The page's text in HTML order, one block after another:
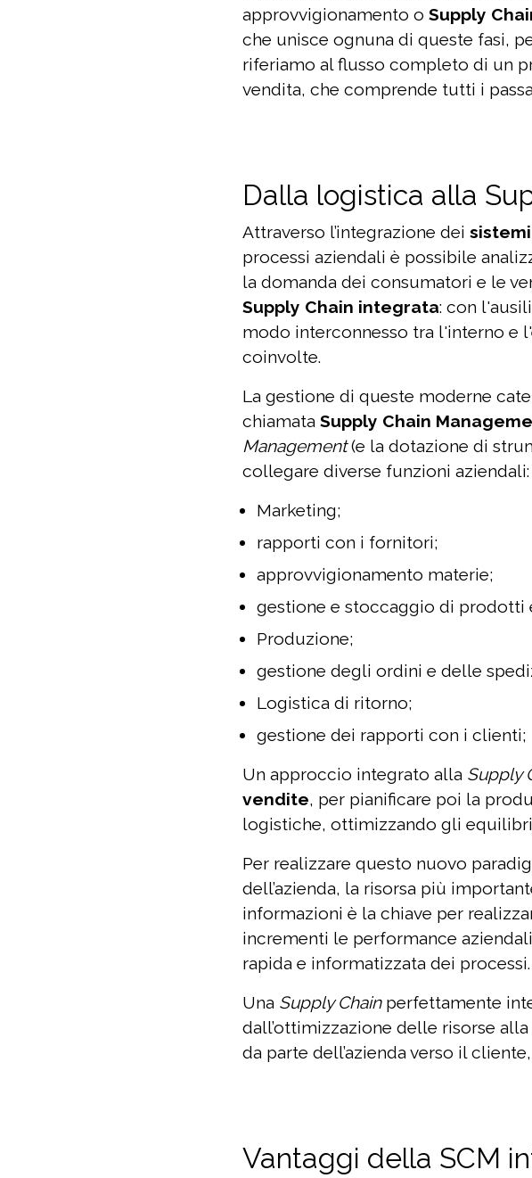
approvvigionamento o Supply
che unisce ognuna di queste fasi,
riferiamo al flusso completo di un
vendita, che comprende tutti i
Dalla logistica alla
Attraverso l’integrazione dei
processi aziendali è possibile
la domanda dei consumatori e le
Supply Chain integrata: con
modo interconnesso tra l'interno e
coinvolte.
La gestione di queste moderne
chiamata Supply Chain
Management(e la dotazione di
collegare diverse funzioni aziendali:
Marketing;
rapporti con i fornitori;
approvvigionamento materie;
gestione e stoccaggio di prodotti
Produzione;
gestione degli ordini e delle
Logistica di ritorno;
gestione dei rapporti con i clienti;
Un approccio integrato alla Supply
vendite, per pianificare poi la
logistiche, ottimizzando gli
Per realizzare questo nuovo
dell’azienda, la risorsa più
informazioni è la chiave per
incrementi le performance
rapida e informatizzata dei processi.
Una Supply Chainperfettamente
dall’ottimizzazione delle risorse
da parte dell’azienda verso il
Vantaggi della SCM